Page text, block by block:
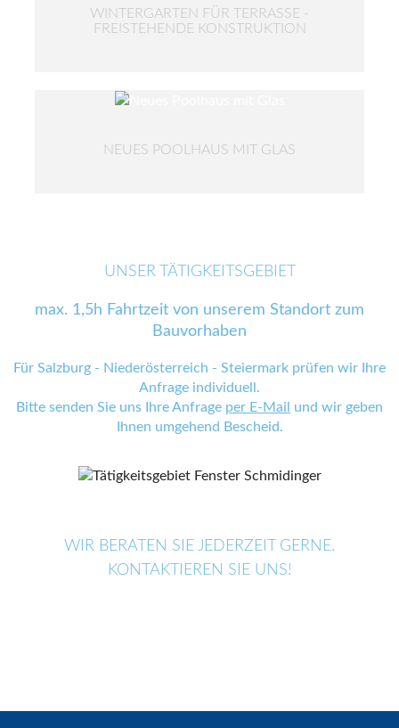
WINTERGARTEN FÜR TERRASSE -
FREISTEHENDE KONSTRUKTION
NEUES POOLHAUS MIT GLAS
UNSER TÄTIGKEITSGEBIET
max. 1,5h Fahrtzeit von unserem Standort zum
Bauvorhaben
Für Salzburg - Niederösterreich - Steiermark prüfen wir Ihre
Anfrage individuell.
Bitte senden Sie uns Ihre Anfrage per E-Mail
und wir geben
Ihnen umgehend Bescheid.
WIR BERATEN SIE JEDERZEIT GERNE.
KONTAKTIEREN SIE UNS!